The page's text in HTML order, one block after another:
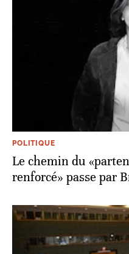
POLITIQUE
Le chemin du
renforcé» passe par